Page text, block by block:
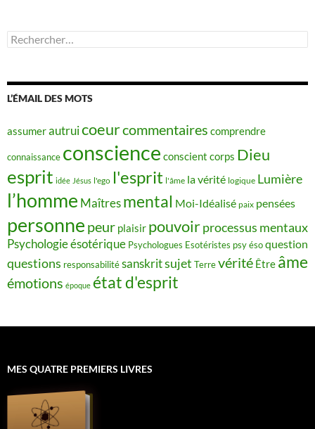
Rechercher :
L’ÉMAIL DES MOTS
assumerautruicoeurcommentaires comprendre
connaissance conscience conscient corps Dieu
esprit idée Jésus l'ego l'esprit l'âme la vérité logique Lumière
l’homme Maîtres mental Moi-Idéalisé paix pensées
personne peur plaisir pouvoirprocessus mentaux
Psychologie ésotérique Psychologues Esotéristes psy ésoquestion
questions responsabilitésanskritsujet Terrevérité Être âme
émotions époque état d'esprit
MES QUATRE PREMIERS LIVRES